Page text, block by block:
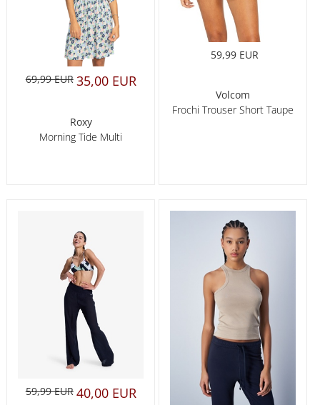
69,99 EUR 35,00 EUR
Roxy
Morning Tide Multi
59,99 EUR
Volcom
Frochi Trouser Short Taupe
59,99 EUR 40,00 EUR